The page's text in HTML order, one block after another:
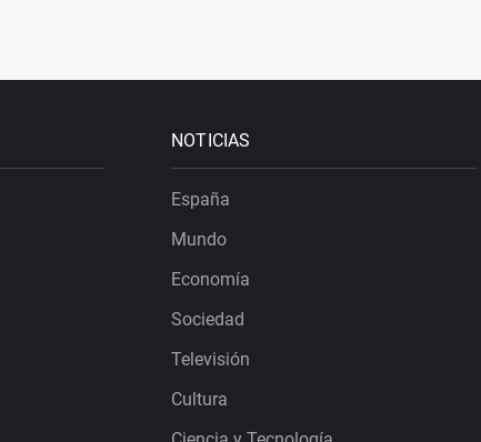
NOTICIAS
España
Mundo
Economía
Sociedad
Televisión
Cultura